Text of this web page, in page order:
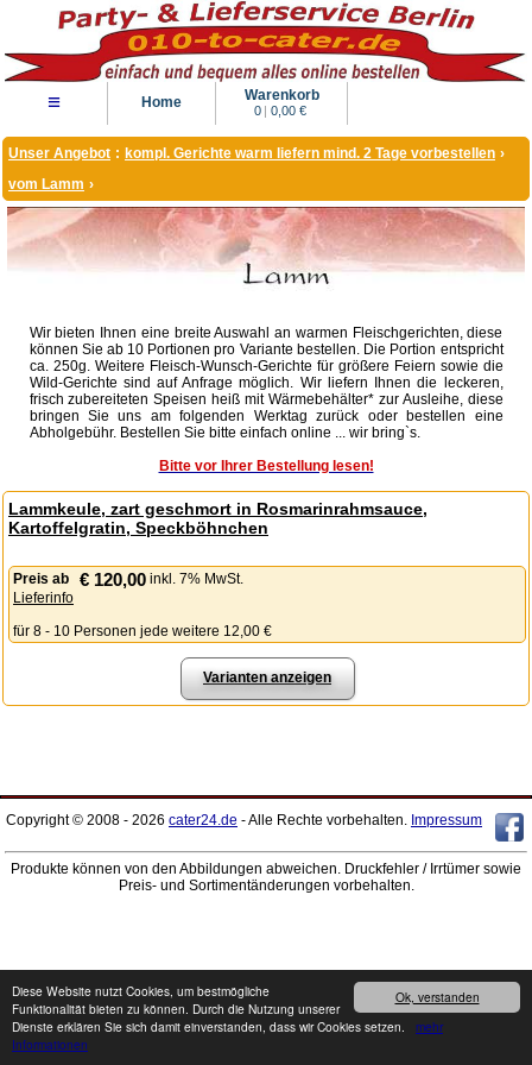
Ok, verstanden
Diese Website nutzt Cookies, um bestmögliche
Funktionalität bieten zu können. Durch die Nutzung unserer
Dienste erklären Sie sich damit einverstanden, dass wir Cookies setzen. mehr
Informationen
≡ Home Warenkorb
0 | 0,00 €
Unser Angebot : kompl. Gerichte warm liefern mind. 2 Tage vorbestellen ›
vom Lamm ›
Wir bieten Ihnen eine breite Auswahl an warmen Fleischgerichten, diese
können Sie ab 10 Portionen pro Variante bestellen. Die Portion entspricht
ca. 250g. Weitere Fleisch-Wunsch-Gerichte für größere Feiern sowie die
Wild-Gerichte sind auf Anfrage möglich. Wir liefern Ihnen die leckeren,
frisch zubereiteten Speisen heiß mit Wärmebehälter* zur Ausleihe, diese
bringen Sie uns am folgenden Werktag zurück oder bestellen eine
Abholgebühr. Bestellen Sie bitte einfach online ... wir bring`s.
Bitte vor Ihrer Bestellung lesen!
Lammkeule, zart geschmort in Rosmarinrahmsauce,
Kartoffelgratin, Speckböhnchen
Preis ab € 120,00 inkl. 7% MwSt.
Lieferinfo
für 8 - 10 Personen jede weitere 12,00 €
Varianten anzeigen
Copyright © 2008 - 2026 cater24.de - Alle Rechte vorbehalten. Impressum
Produkte können von den Abbildungen abweichen. Druckfehler / Irrtümer sowie
Preis- und Sortimentänderungen vorbehalten.